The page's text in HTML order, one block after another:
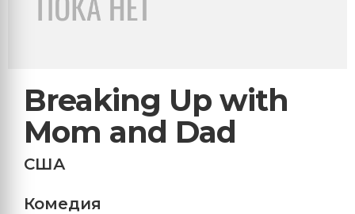
Breaking Up with
Mom and Dad
США
Комедия